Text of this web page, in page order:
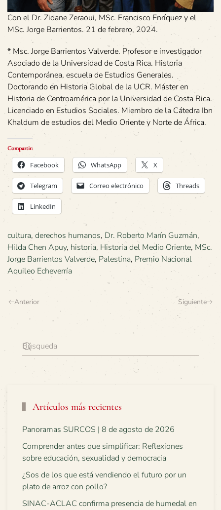
Con el Dr. Zidane Zeraoui, MSc. Francisco Enríquez y el
MSc. Jorge Barrientos. 21 de febrero, 2024.
* Msc. Jorge Barrientos Valverde. Profesor e investigador
Asociado de la Universidad de Costa Rica. Historia
Contemporánea, escuela de Estudios Generales.
Doctorando en Historia Global de la UCR. Máster en
Historia de Centroamérica por la Universidad de Costa Rica.
Licenciado en Estudios Sociales. Miembro de la Cátedra Ibn
Khaldum de estudios del Medio Oriente y Norte de África.
Compartir:
Facebook WhatsApp X
Telegram Correo electrónico Threads
LinkedIn
cultura, derechos humanos, Dr. Roberto Marín Guzmán,
Hilda Chen Apuy, historia, Historia del Medio Oriente, MSc.
Jorge Barrientos Valverde, Palestina, Premio Nacional
Aquileo Echeverría
Anterior Siguiente
Artículos más recientes
Panoramas SURCOS | 8 de agosto de 2026
Comprender antes que simplificar: Reflexiones
sobre educación, sexualidad y democracia
¿Sos de los que está vendiendo el futuro por un
plato de arroz con pollo?
SINAC-ACLAC confirma presencia de humedal en